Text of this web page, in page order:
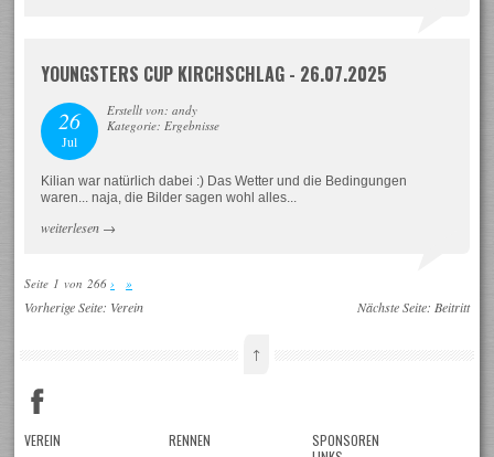
YOUNGSTERS CUP KIRCHSCHLAG - 26.07.2025
26
Jul
Erstellt von: andy
Kategorie: Ergebnisse
Kilian war natürlich dabei :) Das Wetter und die Bedingungen
waren... naja, die Bilder sagen wohl alles...
weiterlesen →
Seite 1 von 266 › »
Vorherige Seite: Verein Nächste Seite: Beitritt
↑
VEREIN RENNEN
SPONSOREN